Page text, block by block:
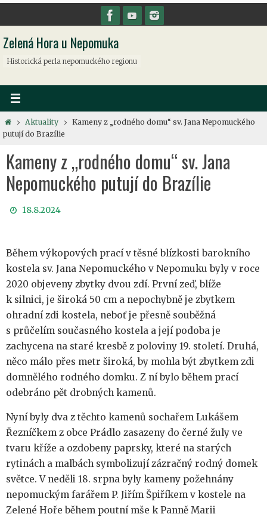
na
obsah
Zelená Hora u Nepomuka
Historická perla nepomuckého regionu
HomeAktuality
Kameny z „rodného domu“ sv. Jana Nepomuckého
putují do Brazílie
Kameny z „rodného domu“ sv. Jana
Nepomuckého putují do Brazílie
18.8.2024
Během výkopových prací v těsné blízkosti barokního
kostela sv. Jana Nepomuckého v Nepomuku byly v roce
2020 objeveny zbytky dvou zdí. První zeď, blíže
k silnici, je široká 50 cm a nepochybně je zbytkem
ohradní zdi kostela, neboť je přesně souběžná
s průčelím současného kostela a její podoba je
zachycena na staré kresbě z poloviny 19. století. Druhá,
něco málo přes metr široká, by mohla být zbytkem zdi
domnělého rodného domku. Z ní bylo během prací
odebráno pět drobných kamenů.
Nyní byly dva z těchto kamenů sochařem Lukášem
Řezníčkem z obce Prádlo zasazeny do černé žuly ve
tvaru kříže a ozdobeny paprsky, které na starých
rytinách a malbách symbolizují zázračný rodný domek
světce. V neděli 18. srpna byly kameny požehnány
nepomuckým farářem P. Jiřím Špiříkem v kostele na
Zelené Hoře během poutní mše k Panně Marii